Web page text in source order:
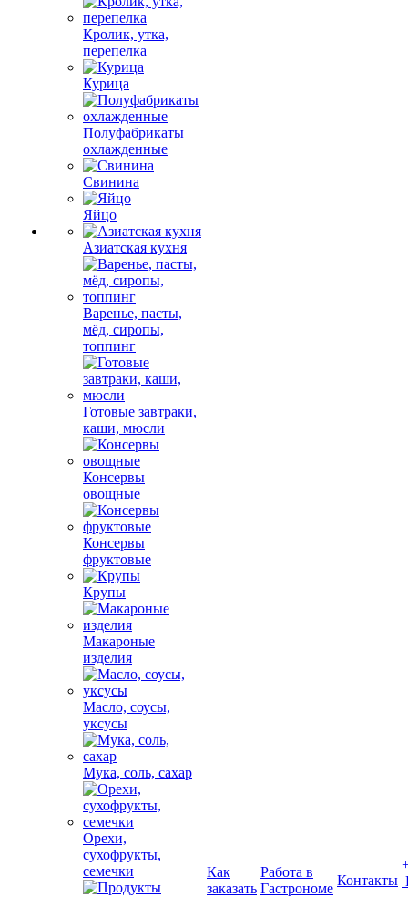
Кролик, утка,
перепелка
Курица
Полуфабрикаты
охлажденные
Свинина
Яйцо
Азиатская кухня
Варенье, пасты,
мёд, сиропы,
топпинг
Готовые завтраки,
каши, мюсли
Консервы
овощные
Консервы
фруктовые
Крупы
Макароные
изделия
Масло, соусы,
уксусы
Мука, соль, сахар
Орехи,
сухофрукты,
семечки
Как
заказать
Работа в
Гастрономе
Контакты